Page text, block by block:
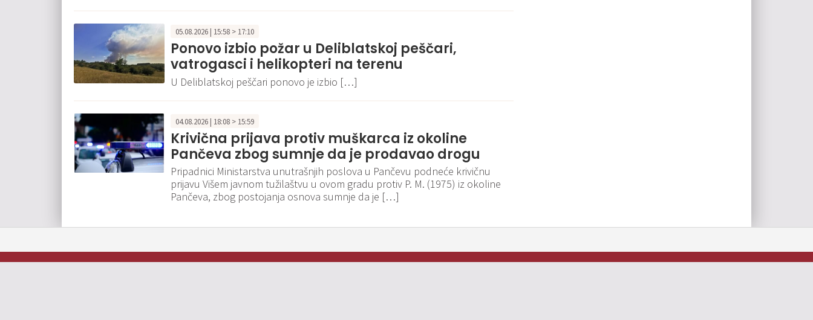
05.08.2026 | 15:58 > 17:10
Ponovo izbio požar u Deliblatskoj peščari,
vatrogasci i helikopteri na terenu
U Deliblatskoj peščari ponovo je izbio […]
04.08.2026 | 18:08 > 15:59
Krivična prijava protiv muškarca iz okoline
Pančeva zbog sumnje da je prodavao drogu
Pripadnici Ministarstva unutrašnjih poslova u Pančevu podneće krivičnu
prijavu Višem javnom tužilaštvu u ovom gradu protiv P. M. (1975) iz okoline
Pančeva, zbog postojanja osnova sumnje da je […]